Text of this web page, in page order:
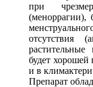
при
(меноррагии),
отсутствия
будет хорошей
и в
Препарат